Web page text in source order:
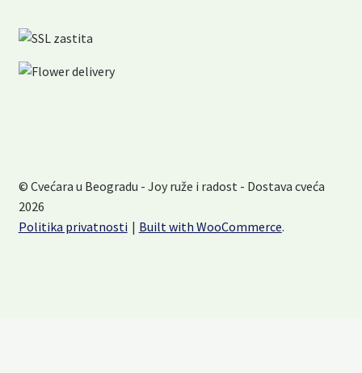
© Cvećara u Beogradu - Joy ruže i radost - Dostava cveća
2026
Politika privatnosti
Built with WooCommerce.